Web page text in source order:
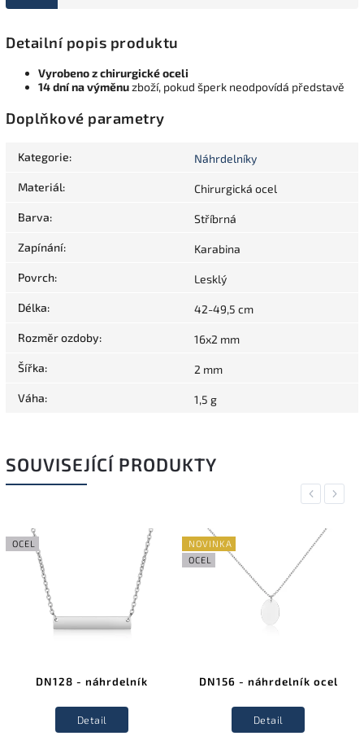
Detailní popis produktu
Vyrobeno z chirurgické oceli
14 dní na výměnuzboží, pokud šperk neodpovídá představě
Doplňkové parametry
Kategorie: Náhrdelníky
Materiál: Chirurgická ocel
Barva: Stříbrná
Zapínání: Karabina
Povrch: Lesklý
Délka: 42-49,5 cm
Rozměr ozdoby: 16x2 mm
Šířka: 2 mm
Váha: 1,5 g
SOUVISEJÍCÍ PRODUKTY
Previous
OCEL
DN128 - náhrdelník
Detail
NOVINKA
OCEL
DN156 - náhrdelník ocel
Detail
Next